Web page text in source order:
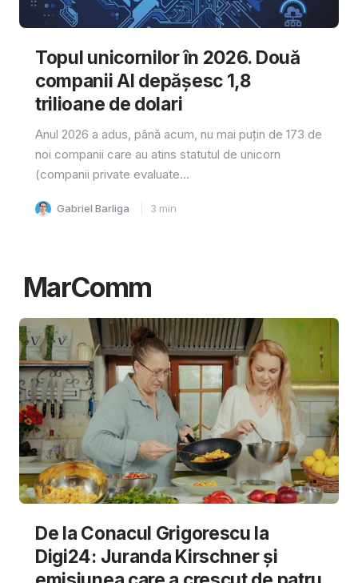
Topul unicornilor în 2026. Două
companii AI depășesc 1,8
trilioane de dolari
Anul 2026 a adus, până acum, nu mai puțin de 173 de
noi companii care au atins statutul de unicorn
(companii private evaluate...
Gabriel Barliga 3 min
MarComm
De la Conacul Grigorescu la
Digi24: Juranda Kirschner și